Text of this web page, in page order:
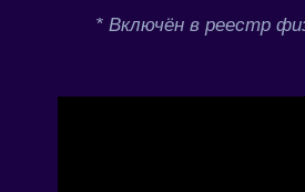
* Включён в реестр